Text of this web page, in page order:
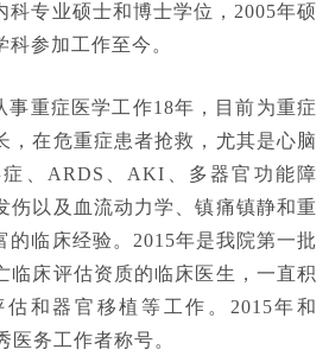
科专业硕士和博士学位，2005年硕
参加工作至今。
事重症医学工作18年，目前为重症
，在危重症患者抢救，尤其是心脑
、ARDS、AKI、多器官功能障
伤以及血流动力学、镇痛镇静和重
的临床经验。2015年是我院第一批
临床评估资质的临床医生，一直积
和器官移植等工作。2015年和
医务工作者称号。